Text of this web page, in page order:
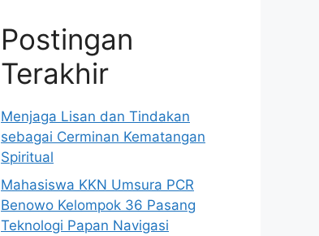
Postingan
Terakhir
Menjaga Lisan dan Tindakan
sebagai Cerminan Kematangan
Spiritual
Mahasiswa KKN Umsura PCR
Benowo Kelompok 36 Pasang
Teknologi Papan Navigasi